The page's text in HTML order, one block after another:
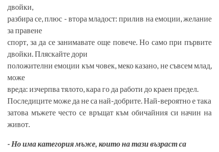
двойки,
разбира се, плюс - втора младост: прилив на емоции, желание
за правене
спорт, за да се занимавате още повече. Но само при първите
двойки. Пляскайте дори
положителни емоции към човек, меко казано, не съвсем млад,
може
вреда: изчерпва тялото, кара го да работи до краен предел.
Последиците може да не са най-добрите. Най-вероятно е така
затова мъжете често се връщат към обичайния си начин на
живот.
- Но има категория мъже, които на тази възраст са